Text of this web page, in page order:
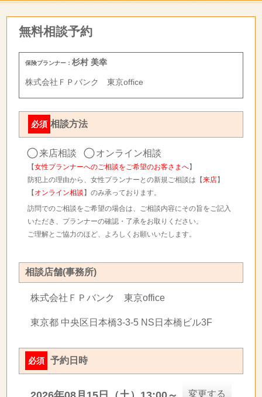
無料相談予約
保険プランナー：杉村 美幸
株式会社ＦＰバンク 東京office
必須 相談方法
来店相談 オンライン相談
【女性プランナーへのご相談をご希望のお客さまへ】
防犯上の理由から、女性プランナーとの新規ご相談は【来店】
【 オンライン相談 】のみ承っております。
訪問でのご相談をご希望の場合は、ご相談内容にその旨をご記入
いただき、プランナーの確認・了承をお取りください。
ご理解とご協力のほど、よろしくお願いいたします。
相談店舗(事務所)
株式会社ＦＰバンク 東京office
東京都 中央区日本橋3-3-5 NS日本橋ビル3F
必須 予約日時
変更する